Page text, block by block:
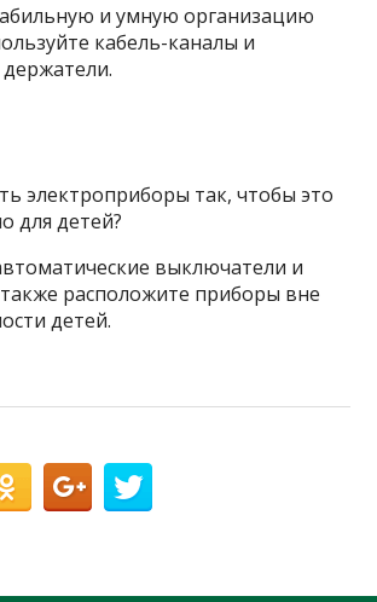
и умную организацию
кабель-каналы и
электроприборы так, чтобы это
для детей?
выключатели и
расположите приборы вне
детей.